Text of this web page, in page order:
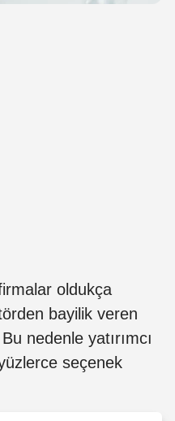
oldukça
bayilik veren
nedenle yatırımcı
seçenek